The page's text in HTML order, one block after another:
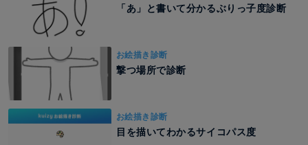
「あ」と書いて分かるぶりっ子度診断
お絵描き診断
撃つ場所で診断
お絵描き診断
目を描いてわかるサイコパス度